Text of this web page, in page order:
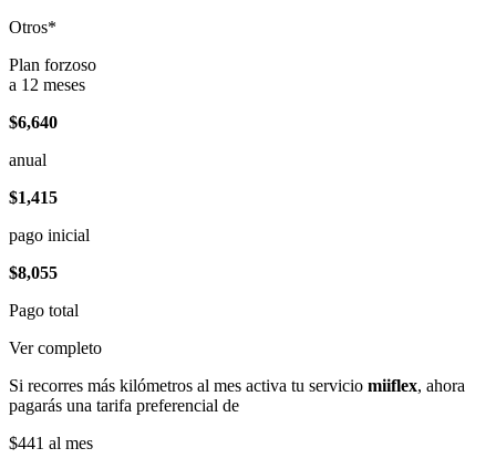
Otros*
Plan forzoso
a 12 meses
$6,640
anual
$1,415
pago inicial
$8,055
Pago total
Ver completo
Si recorres más kilómetros al mes activa tu servicio miiflex, ahora
pagarás una tarifa preferencial de
$441 al mes